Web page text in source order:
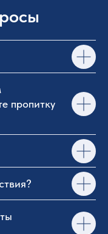
пропитку